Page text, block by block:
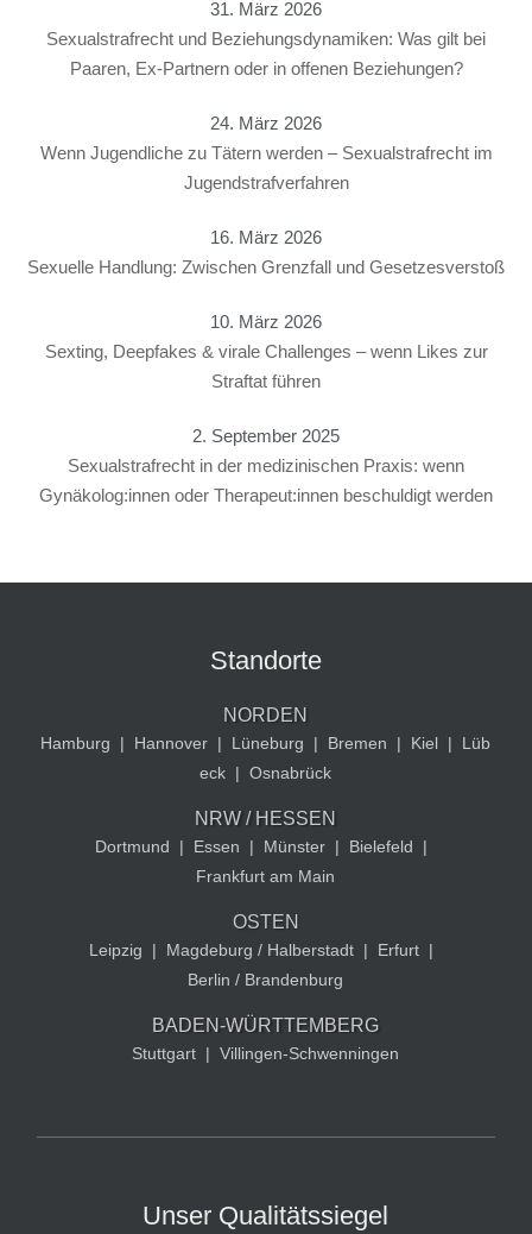
31. März 2026
Sexualstrafrecht und Beziehungsdynamiken: Was gilt bei
Paaren, Ex-Partnern oder in offenen Beziehungen?
24. März 2026
Wenn Jugendliche zu Tätern werden – Sexualstrafrecht im
Jugendstrafverfahren
16. März 2026
Sexuelle Handlung: Zwischen Grenzfall und Gesetzesverstoß
10. März 2026
Sexting, Deepfakes & virale Challenges – wenn Likes zur
Straftat führen
2. September 2025
Sexualstrafrecht in der medizinischen Praxis: wenn
Gynäkolog:innen oder Therapeut:innen beschuldigt werden
Standorte
NORDEN
Hamburg | Hannover | Lüneburg | Bremen | Kiel |
Lüb
eck | Osnabrück
NRW / HESSEN
Dortmund | Essen | Münster | Bielefeld
|
Frankfurt am Main
OSTEN
Leipzig | Magdeburg / Halberstadt | Erfurt |
Berlin / Brandenburg
BADEN-WÜRTTEMBERG
Stuttgart | Villingen-Schwenningen
Unser Qualitätssiegel